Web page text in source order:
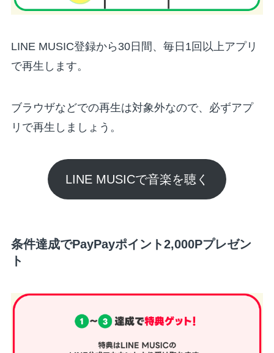
LINE MUSIC登録から30日間、毎日1回以上アプリ
で再生します。
ブラウザなどでの再生は対象外なので、必ずアプ
リで再生しましょう。
LINE MUSICで音楽を聴く
条件達成でPayPayポイント2,000Pプレゼン
ト